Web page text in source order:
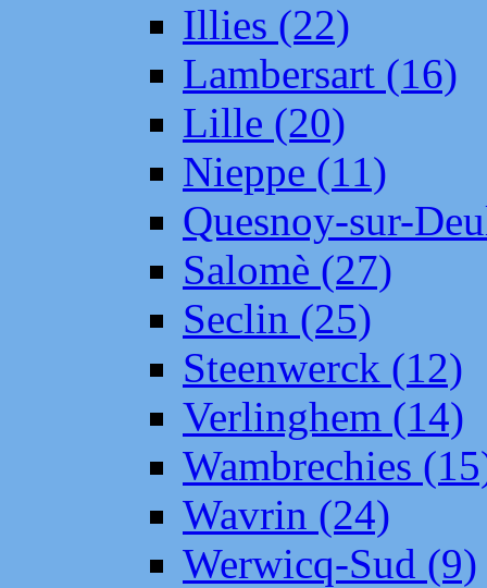
Illies (22)
Lambersart (16)
Lille (20)
Nieppe (11)
Quesnoy-sur-
Salomè (27)
Seclin (25)
Steenwerck (12)
Verlinghem (14)
Wambrechies
Wavrin (24)
Werwicq-Sud (9)